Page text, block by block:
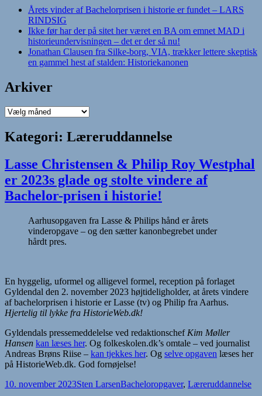
Årets vinder af Bachelorprisen i historie er fundet – LARS
RINDSIG
Ikke før har der på sitet her været en BA om emnet MAD i
historieundervisningen – det er der så nu!
Jonathan Clausen fra Silke-borg, VIA, trækker lettere skeptisk
en gammel hest af stalden: Historiekanonen
Arkiver
Arkiver
Kategori: Læreruddannelse
Lasse Christensen & Philip Roy Westphal
er 2023s glade og stolte vindere af
Bachelor-prisen i historie!
Aarhusopgaven fra Lasse & Philips hånd er årets
vinderopgave – og den sætter kanonbegrebet under
hårdt pres.
En hyggelig, uformel og alligevel formel, reception på forlaget
Gyldendal den 2. november 2023 højtideligholder, at årets vindere
af bachelorprisen i historie er Lasse (tv) og Philip fra Aarhus.
Hjertelig til lykke fra HistorieWeb.dk!
Gyldendals pressemeddelelse ved redaktionschefKim Møller
Hansen kan læses her. Og folkeskolen.dk’s omtale – ved journalist
Andreas Brøns Riise – kan tjekkes her. Og selve opgaven læses her
på HistorieWeb.dk. God fornøjelse!
Udgivet
10. november 2023Forfatter
Sten LarsenKategorier
Bacheloropgaver, Læreruddannelse